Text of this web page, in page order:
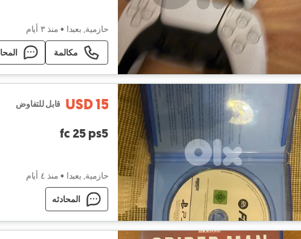
حازمية, بعبدا • منذ ٣ أيام
مكالمة
USD 15 قابل للتفاوض
fc 25 ps5
حازمية, بعبدا • منذ ٤ أيام
المحادثه